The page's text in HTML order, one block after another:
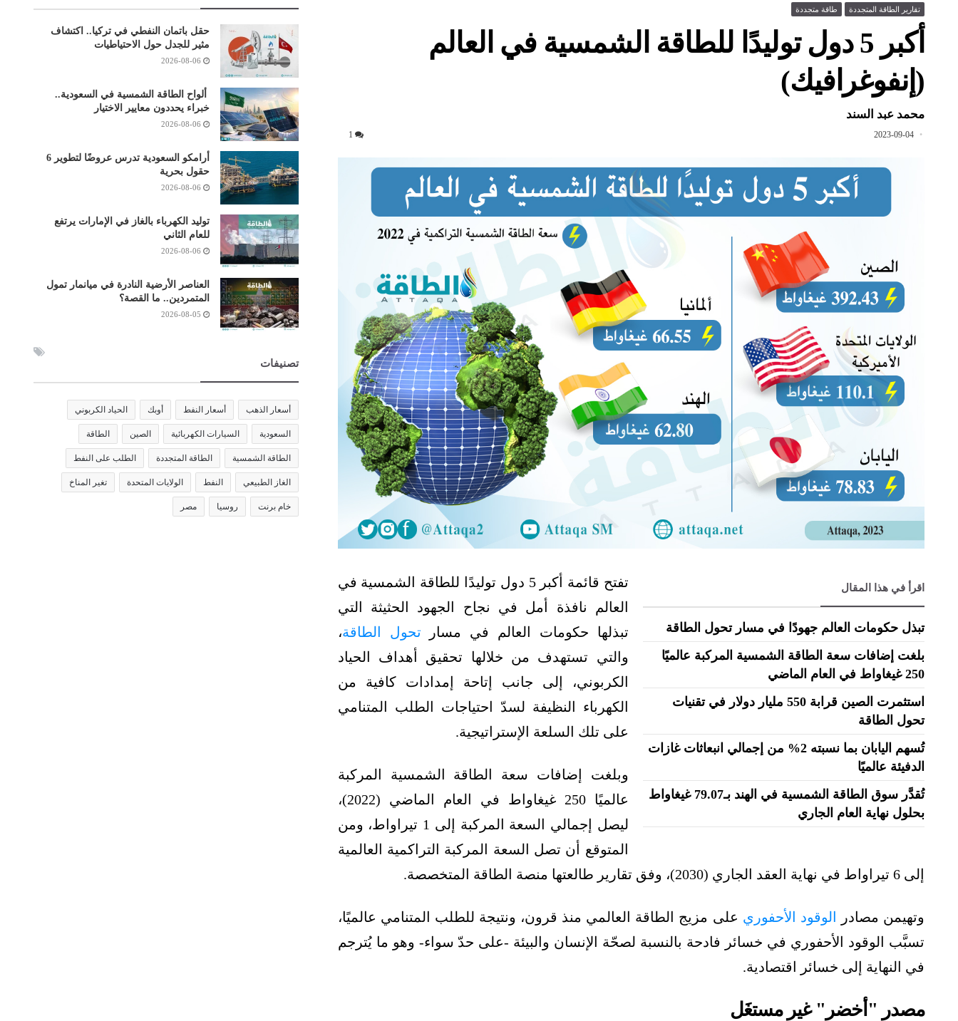
تقارير الطاقة المتجددة طاقة متجددة
أكبر 5 دول توليدًا للطاقة الشمسية في العالم
(إنفوغرافيك)
محمد عبد السند
2023-09-04
1
اقرأ في هذا المقال
تبذل حكومات العالم جهودًا في مسار تحول الطاقة
بلغت إضافات سعة الطاقة الشمسية المركبة عالميًا
250 غيغاواط في العام الماضي
استثمرت الصين قرابة 550 مليار دولار في تقنيات
تحول الطاقة
تُسهم اليابان بما نسبته 2% من إجمالي انبعاثات غازات
الدفيئة عالميًا
تُقدَّر سوق الطاقة الشمسية في الهند بـ79.07 غيغاواط
بحلول نهاية العام الجاري
تفتح قائمة أكبر 5 دول توليدًا للطاقة الشمسية في
العالم نافذة أمل في نجاح الجهود الحثيثة التي
تبذلها حكومات العالم في مسار تحول الطاقة،
والتي تستهدف من خلالها تحقيق أهداف الحياد
الكربوني، إلى جانب إتاحة إمدادات كافية من
الكهرباء النظيفة لسدّ احتياجات الطلب المتنامي
على تلك السلعة الإستراتيجية.
وبلغت إضافات سعة الطاقة الشمسية المركبة
عالميًا 250 غيغاواط في العام الماضي (2022)،
ليصل إجمالي السعة المركبة إلى 1 تيراواط، ومن
المتوقع أن تصل السعة المركبة التراكمية العالمية
إلى 6 تيراواط في نهاية العقد الجاري (2030)، وفق تقارير طالعتها منصة الطاقة المتخصصة.
وتهيمن مصادر الوقود الأحفوري على مزيج الطاقة العالمي منذ قرون، ونتيجة للطلب المتنامي عالميًا،
تسبَّب الوقود الأحفوري في خسائر فادحة بالنسبة لصحّة الإنسان والبيئة -على حدّ سواء- وهو ما يُترجم
في النهاية إلى خسائر اقتصادية.
مصدر "أخضر" غير مستغَل
حقل باتمان النفطي في تركيا.. اكتشاف
مثير للجدل حول الاحتياطيات
2026-08-06
ألواح الطاقة الشمسية في السعودية..
خبراء يحددون معايير الاختيار
2026-08-06
أرامكو السعودية تدرس عروضًا لتطوير 6
حقول بحرية
2026-08-06
توليد الكهرباء بالغاز في الإمارات يرتفع
للعام الثاني
2026-08-06
العناصر الأرضية النادرة في ميانمار تمول
المتمردين.. ما القصة؟
2026-08-05
تصنيفات
أسعار الذهب أسعار النفط أوبك الحياد الكربوني
السعودية السيارات الكهربائية الصين الطاقة
الطاقة الشمسية الطاقة المتجددة الطلب على النفط
الغاز الطبيعي النفط الولايات المتحدة تغير المناخ
خام برنت روسيا مصر